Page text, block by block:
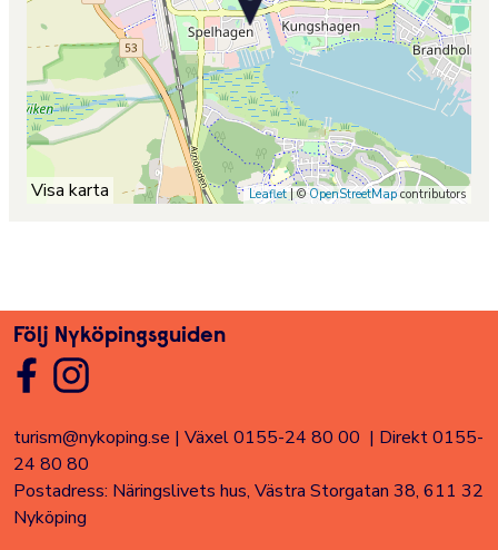
Leaflet| ©OpenStreetMapcontributors
Visa karta
Följ Nyköpingsguiden
turism@nykoping.se | Växel 0155-24 80 00 | Direkt 0155-
24 80 80
Postadress: Näringslivets hus, Västra Storgatan 38, 611 32
Nyköping